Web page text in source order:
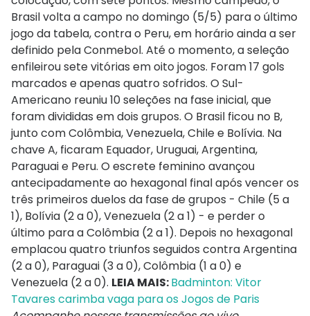
Brasil volta a campo no domingo (5/5) para o último
jogo da tabela, contra o Peru, em horário ainda a ser
definido pela Conmebol. Até o momento, a seleção
enfileirou sete vitórias em oito jogos. Foram 17 gols
marcados e apenas quatro sofridos. O Sul-
Americano reuniu 10 seleções na fase inicial, que
foram divididas em dois grupos. O Brasil ficou no B,
junto com Colômbia, Venezuela, Chile e Bolívia. Na
chave A, ficaram Equador, Uruguai, Argentina,
Paraguai e Peru. O escrete feminino avançou
antecipadamente ao hexagonal final após vencer os
três primeiros duelos da fase de grupos - Chile (5 a
1), Bolívia (2 a 0), Venezuela (2 a 1) - e perder o
último para a Colômbia (2 a 1). Depois no hexagonal
emplacou quatro triunfos seguidos contra Argentina
(2 a 0), Paraguai (3 a 0), Colômbia (1 a 0) e
Venezuela (2 a 0). LEIA MAIS:Badminton: Vitor
Tavares carimba vaga para os Jogos de Paris